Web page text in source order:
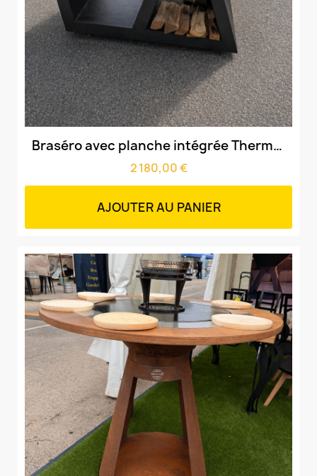
Aperçu rapide Braséro avec planche intégrée Thermolaqué & cuve 90cm & grille amovible
2 180,00 €
AJOUTER AU PANIER